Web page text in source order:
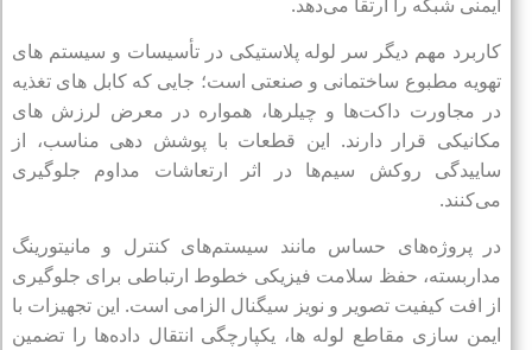
کاربرد مهم دیگر سر لوله پلاستیکی در تأسیسات و سیستم‌ های
تهویه مطبوع ساختمانی و صنعتی است؛ جایی که کابل‌ های تغذیه
در مجاورت داکت‌ها و چیلرها، همواره در معرض لرزش‌ های
مکانیکی قرار دارند. این قطعات با پوشش‌ دهی مناسب، از
ساییدگی روکش سیم‌ها در اثر ارتعاشات مداوم جلوگیری
می‌کنند.
در پروژه‌های حساس مانند سیستم‌های کنترل و مانیتورینگ
مداربسته، حفظ سلامت فیزیکی خطوط ارتباطی برای جلوگیری
از افت کیفیت تصویر و نویز سیگنال الزامی است. این تجهیزات با
ایمن‌ سازی مقاطع لوله‌ ها، یکپارچگی انتقال داده‌ها را تضمین